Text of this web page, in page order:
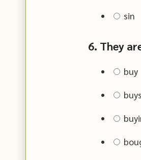
sin
6. They
buy
buys